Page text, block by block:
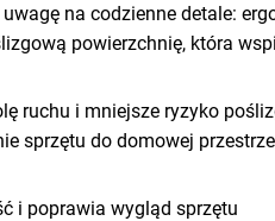
na codzienne detale:
powierzchnię, która
ruchu i mniejsze ryzyko
sprzętu do domowej
i poprawia wygląd sprzętu